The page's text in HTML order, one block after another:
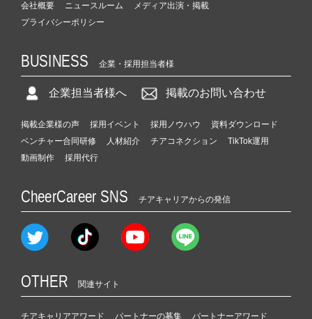
会社概要 ニュースルーム
メディア出演・掲載
プライバシーポリシー
BUSINESS 企業・採用担当者様
企業担当者様へ 掲載のお問い合わせ
掲載企業様の声 採用イベント 採用ノウハウ
資料ダウンロード
ベンチャー合同研修
人材紹介 チアコネクション
TikTok運用
動画制作
採用代行
CheerCareer SNS チアキャリアからの発信
OTHER 関連サイト
チアキャリアアワード パートナーの募集 パートナーアワード